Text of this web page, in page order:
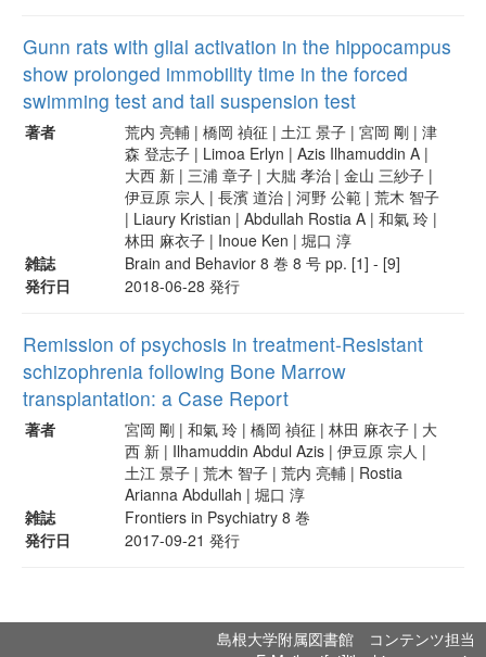
Gunn rats with glial activation in the hippocampus
show prolonged immobility time in the forced
swimming test and tail suspension test
著者
荒内 亮輔 | 橋岡 禎征 | 土江 景子 | 宮岡 剛 | 津
森 登志子 | Limoa Erlyn | Azis Ilhamuddin A |
大西 新 | 三浦 章子 | 大朏 孝治 | 金山 三紗子 |
伊豆原 宗人 | 長濱 道治 | 河野 公範 | 荒木 智子
| Liaury Kristian | Abdullah Rostia A | 和氣 玲 |
林田 麻衣子 | Inoue Ken | 堀口 淳
雑誌
Brain and Behavior 8 巻 8 号 pp. [1] - [9]
発行日
2018-06-28 発行
Remission of psychosis in treatment-Resistant
schizophrenia following Bone Marrow
transplantation: a Case Report
著者
宮岡 剛 | 和氣 玲 | 橋岡 禎征 | 林田 麻衣子 | 大
西 新 | Ilhamuddin Abdul Azis | 伊豆原 宗人 |
土江 景子 | 荒木 智子 | 荒内 亮輔 | Rostia
Arianna Abdullah | 堀口 淳
雑誌
Frontiers in Psychiatry 8 巻
発行日
2017-09-21 発行
島根大学附属図書館 コンテンツ担当